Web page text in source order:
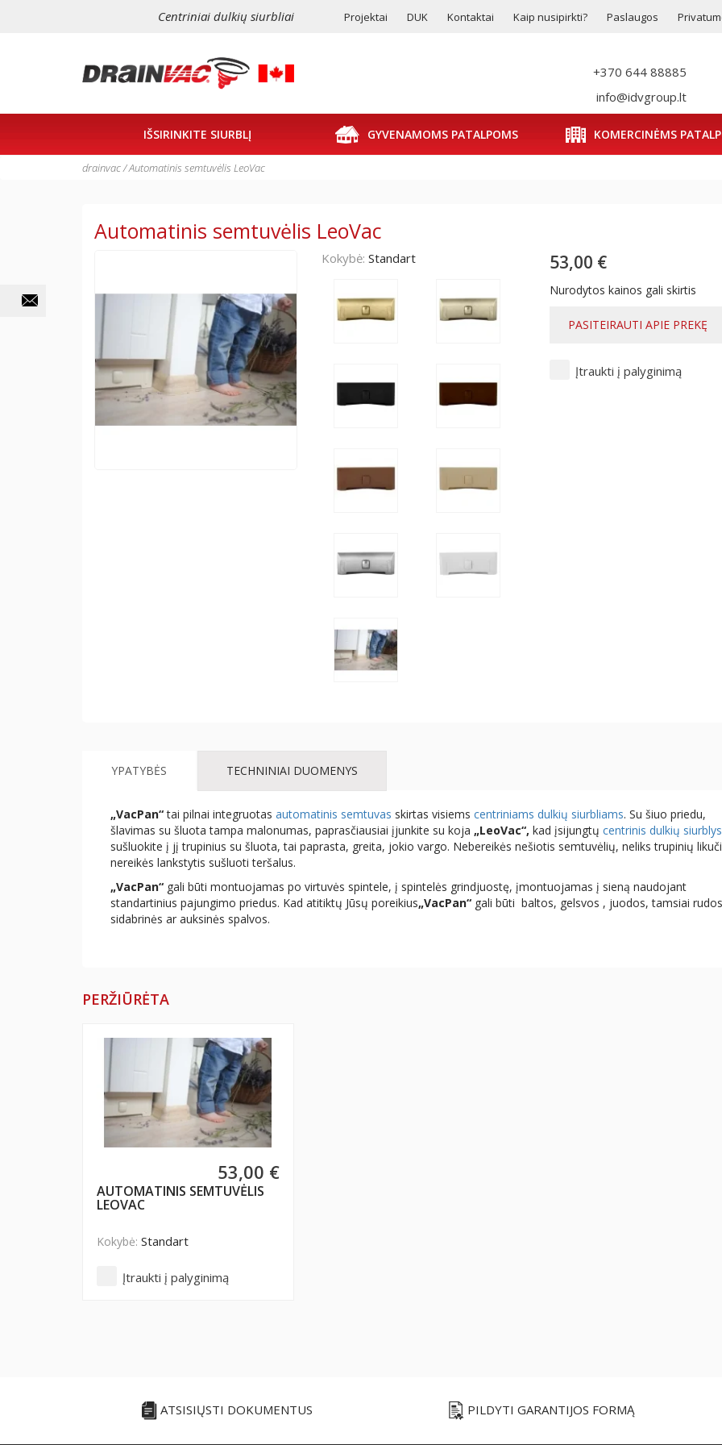
Centriniai dulkių siurbliai Projektai DUK Kontaktai Kaip nusipirkti? Paslaugos
+370 644 88885
info@idvgroup.lt
IŠSIRINKITE SIURBLĮ GYVENAMOMS PATALPOMS KOMERCINĖMS
drainvac/Automatinis semtuvėlis LeoVac
Automatinis semtuvėlis LeoVac
Kokybė: Standart 53,00 €
Nurodytos kainos gali skirtis
PASITEIRAUTI APIE PREKĘ
Įtraukti į palyginimą
YPATYBĖS TECHNINIAI DUOMENYS
„VacPan“tai pilnai integruotas automatinis semtuvas skirtas visiems centriniams dulkių siurbliams. Su šiuo priedu,
šlavimas su šluota tampa malonumas, paprasčiausiai įjunkite su koja „LeoVac“, kad įsijungtų centrinis dulkių siurblys
sušluokite į jį trupinius su šluota, tai paprasta, greita, jokio vargo. Nebereikės nešiotis semtuvėlių, neliks trupinių
nereikės lankstytis sušluoti teršalus.
„VacPan“ gali būti montuojamas po virtuvės spintele, į spintelės grindjuostę, įmontuojamas į sieną naudojant
standartinius pajungimo priedus. Kad atitiktų Jūsų poreikius„VacPan“ gali būti baltos, gelsvos , juodos, tamsiai
sidabrinės ar auksinės spalvos.
PERŽIŪRĖTA
53,00 €
AUTOMATINIS SEMTUVĖLIS
LEOVAC
Kokybė: Standart
Įtraukti į palyginimą
ATSISIŲSTI DOKUMENTUS PILDYTI GARANTIJOS FORMĄ